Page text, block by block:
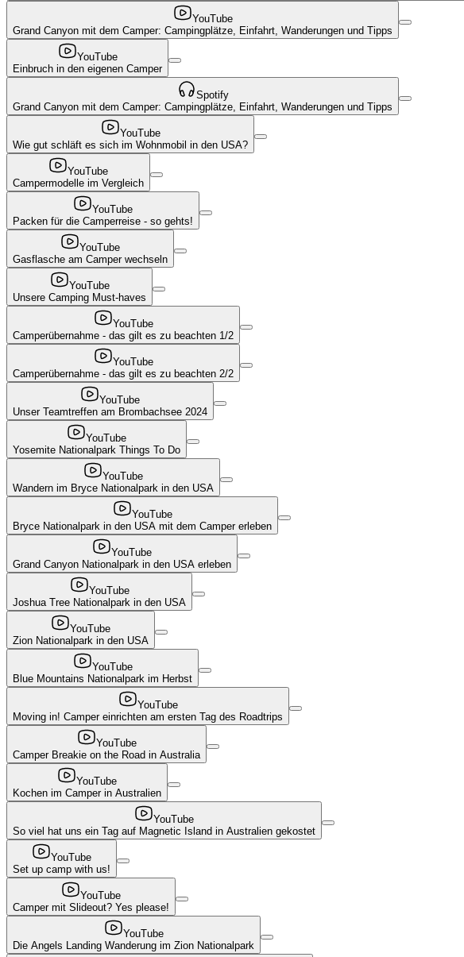
YouTube
Grand Canyon mit dem Camper: Campingplätze, Einfahrt, Wanderungen und Tipps
YouTube
Einbruch in den eigenen Camper
Spotify
Grand Canyon mit dem Camper: Campingplätze, Einfahrt, Wanderungen und Tipps
YouTube
Wie gut schläft es sich im Wohnmobil in den USA?
YouTube
Campermodelle im Vergleich
YouTube
Packen für die Camperreise - so gehts!
YouTube
Gasflasche am Camper wechseln
YouTube
Unsere Camping Must-haves
YouTube
Camperübernahme - das gilt es zu beachten 1/2
YouTube
Camperübernahme - das gilt es zu beachten 2/2
YouTube
Unser Teamtreffen am Brombachsee 2024
YouTube
Yosemite Nationalpark Things To Do
YouTube
Wandern im Bryce Nationalpark in den USA
YouTube
Bryce Nationalpark in den USA mit dem Camper erleben
YouTube
Grand Canyon Nationalpark in den USA erleben
YouTube
Joshua Tree Nationalpark in den USA
YouTube
Zion Nationalpark in den USA
YouTube
Blue Mountains Nationalpark im Herbst
YouTube
Moving in! Camper einrichten am ersten Tag des Roadtrips
YouTube
Camper Breakie on the Road in Australia
YouTube
Kochen im Camper in Australien
YouTube
So viel hat uns ein Tag auf Magnetic Island in Australien gekostet
YouTube
Set up camp with us!
YouTube
Camper mit Slideout? Yes please!
YouTube
Die Angels Landing Wanderung im Zion Nationalpark